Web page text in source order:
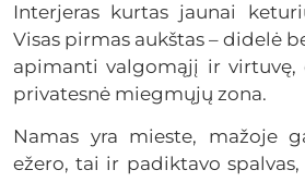
Interjeras kurtas jaunai
Visas pirmas aukštas – didelė
apimanti valgomąjį ir virtuvę,
privatesnė miegmųjų zona.
Namas yra mieste, mažoje
ežero, tai ir padiktavo